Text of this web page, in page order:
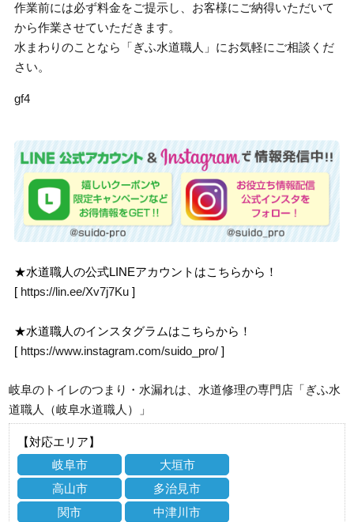
作業前には必ず料金をご提示し、お客様にご納得いただいて
から作業させていただきます。
水まわりのことなら「ぎふ水道職人」にお気軽にご相談くだ
さい。
gf4
★水道職人の公式LINEアカウントはこちらから！
[ https://lin.ee/Xv7j7Ku ]
★水道職人のインスタグラムはこちらから！
[ https://www.instagram.com/suido_pro/ ]
岐阜のトイレのつまり・水漏れは、水道修理の専門店「ぎふ水
道職人（岐阜水道職人）」
【対応エリア】
岐阜市
大垣市
高山市
多治見市
関市
中津川市